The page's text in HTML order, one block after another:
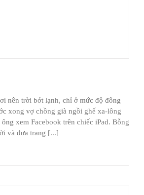
nên trời bớt lạnh, chỉ ở mức độ đông
xong vợ chồng già ngồi ghế xa-lông
xem Facebook trên chiếc iPad. Bỗng
và đưa trang [...]